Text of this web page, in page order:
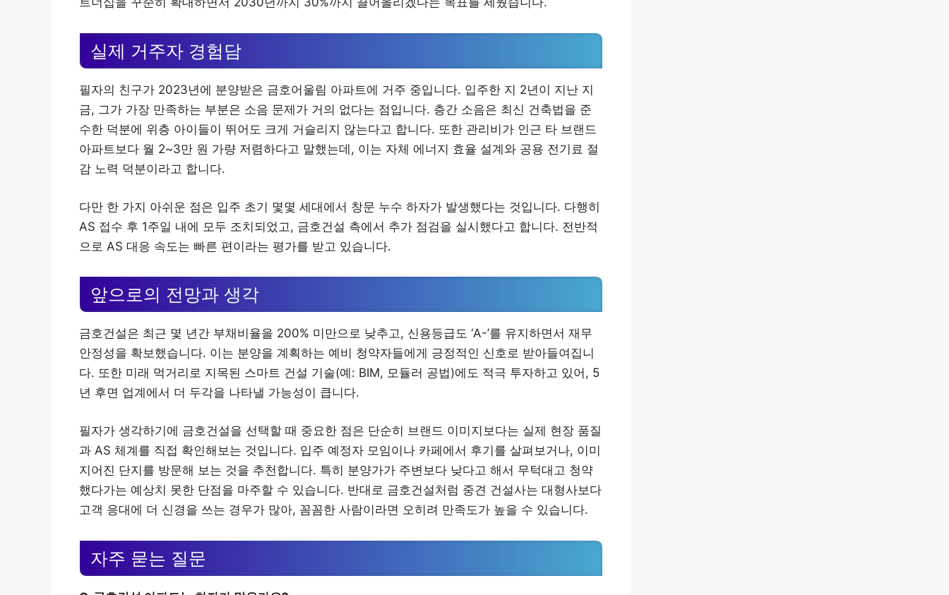
실제 거주자 경험담
필자의 친구가 2023년에 분양받은 금호어울림 아파트에 거주 중입니다. 입주한 지 2년이 지난 지
금, 그가 가장 만족하는 부분은 소음 문제가 거의 없다는 점입니다. 층간 소음은 최신 건축법을 준
수한 덕분에 위층 아이들이 뛰어도 크게 거슬리지 않는다고 합니다. 또한 관리비가 인근 타 브랜드
아파트보다 월 2~3만 원 가량 저렴하다고 말했는데, 이는 자체 에너지 효율 설계와 공용 전기료 절
감 노력 덕분이라고 합니다.
다만 한 가지 아쉬운 점은 입주 초기 몇몇 세대에서 창문 누수 하자가 발생했다는 것입니다. 다행히
AS 접수 후 1주일 내에 모두 조치되었고, 금호건설 측에서 추가 점검을 실시했다고 합니다. 전반적
으로 AS 대응 속도는 빠른 편이라는 평가를 받고 있습니다.
앞으로의 전망과 생각
금호건설은 최근 몇 년간 부채비율을 200% 미만으로 낮추고, 신용등급도 ‘A-’를 유지하면서 재무
안정성을 확보했습니다. 이는 분양을 계획하는 예비 청약자들에게 긍정적인 신호로 받아들여집니
다. 또한 미래 먹거리로 지목된 스마트 건설 기술(예: BIM, 모듈러 공법)에도 적극 투자하고 있어, 5
년 후면 업계에서 더 두각을 나타낼 가능성이 큽니다.
필자가 생각하기에 금호건설을 선택할 때 중요한 점은 단순히 브랜드 이미지보다는 실제 현장 품질
과 AS 체계를 직접 확인해보는 것입니다. 입주 예정자 모임이나 카페에서 후기를 살펴보거나, 이미
지어진 단지를 방문해 보는 것을 추천합니다. 특히 분양가가 주변보다 낮다고 해서 무턱대고 청약
했다가는 예상치 못한 단점을 마주할 수 있습니다. 반대로 금호건설처럼 중견 건설사는 대형사보다
고객 응대에 더 신경을 쓰는 경우가 많아, 꼼꼼한 사람이라면 오히려 만족도가 높을 수 있습니다.
자주 묻는 질문